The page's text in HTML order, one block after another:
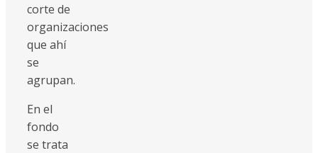
corte de
organizaciones
que ahí
se
agrupan.
En el
fondo
se trata